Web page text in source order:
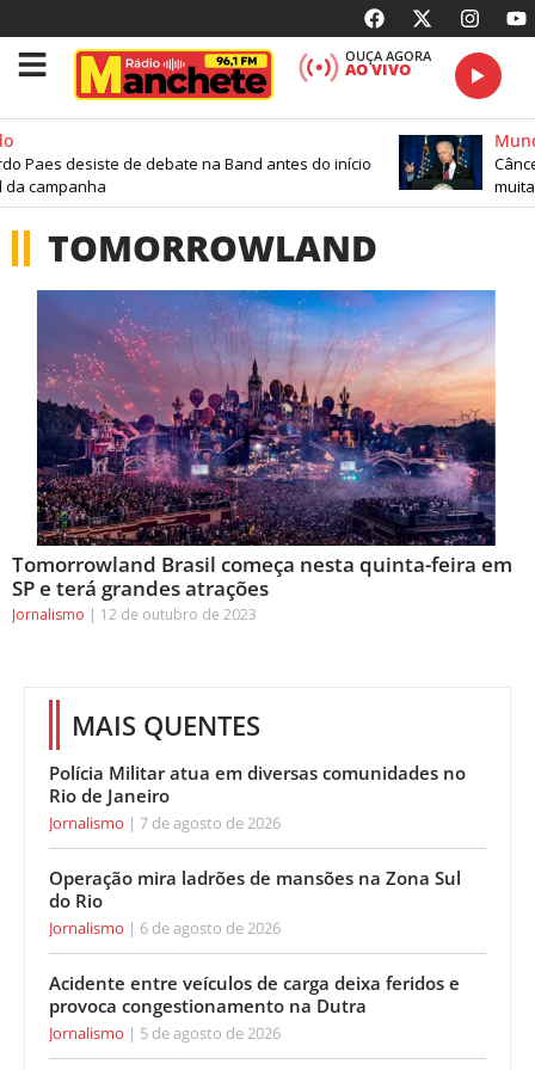
OUÇA AGORA
AO VIVO
Paes desiste de debate na Band antes do início
campanha
TOMORROWLAND
Tomorrowland Brasil começa nesta quinta-feira em
SP e terá grandes atrações
Jornalismo 12 de outubro de 2023
MAIS QUENTES
Polícia Militar atua em diversas comunidades no
Rio de Janeiro
Jornalismo 7 de agosto de 2026
Operação mira ladrões de mansões na Zona Sul
do Rio
Jornalismo 6 de agosto de 2026
Acidente entre veículos de carga deixa feridos e
provoca congestionamento na Dutra
Jornalismo 5 de agosto de 2026